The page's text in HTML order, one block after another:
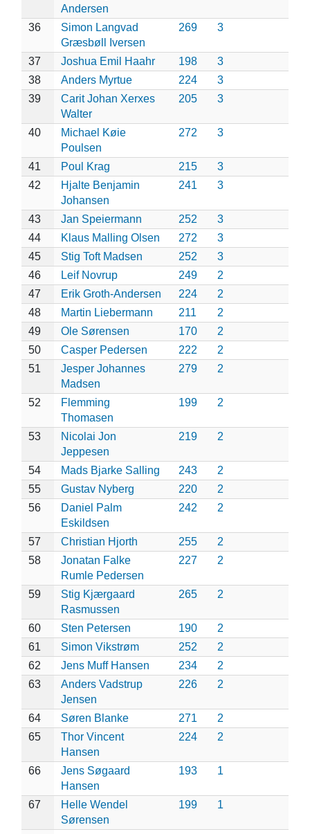
Andersen
36
Simon Langvad
Græsbøll Iversen
269 3
37 Joshua Emil Haahr 198
3
38
Anders Myrtue 224
3
39
Carit Johan Xerxes
Walter
205 3
40
Michael Køie
Poulsen
272 3
41 Poul Krag 215
3
42
Hjalte Benjamin
Johansen
241 3
43 Jan Speiermann 252
3
44
Klaus Malling Olsen 272
3
45
Stig Toft Madsen 252
3
46
Leif Novrup 249
2
47
Erik Groth-Andersen 224
2
48
Martin Liebermann 211
2
49
Ole Sørensen 170
2
50
Casper Pedersen 222
2
51
Jesper Johannes
Madsen
279 2
52
Flemming
Thomasen
199 2
53
Nicolai Jon
Jeppesen
219 2
54 Mads Bjarke Salling 243
2
55
Gustav Nyberg 220
2
56
Daniel Palm
Eskildsen
242 2
57 Christian Hjorth 255
2
58
Jonatan Falke
Rumle Pedersen
227 2
59
Stig Kjærgaard
Rasmussen
265 2
60 Sten Petersen 190
2
61
Simon Vikstrøm 252
2
62
Jens Muff Hansen 234
2
63
Anders Vadstrup
Jensen
226 2
64 Søren Blanke 271
2
65
Thor Vincent
Hansen
224 2
66
Jens Søgaard
Hansen
193 1
67
Helle Wendel
Sørensen
199 1